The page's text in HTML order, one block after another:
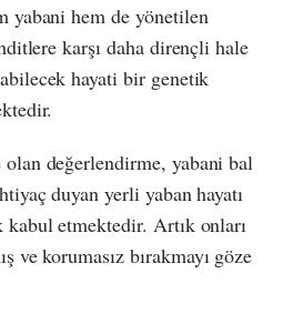
yabani hem de yönetilen
karşı daha dirençli hale
hayati bir genetik
değerlendirme, yabani bal
duyan yerli yaban hayatı
etmektedir. Artık onları
ve korumasız bırakmayı göze